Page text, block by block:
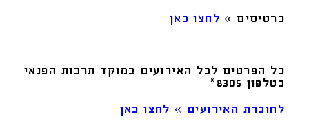
כרטיסים » לחצו כאן
כל הפרטים לכל האירועים במוקד תרבות הפנאי
בטלפון 8305*
לחוברת האירועים » לחצו כאן